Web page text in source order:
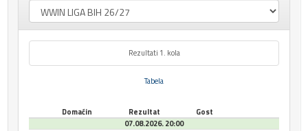
Rezultati 1. kola
Tabela
Domaćin Rezultat
Gost
07.08.2026. 20:00